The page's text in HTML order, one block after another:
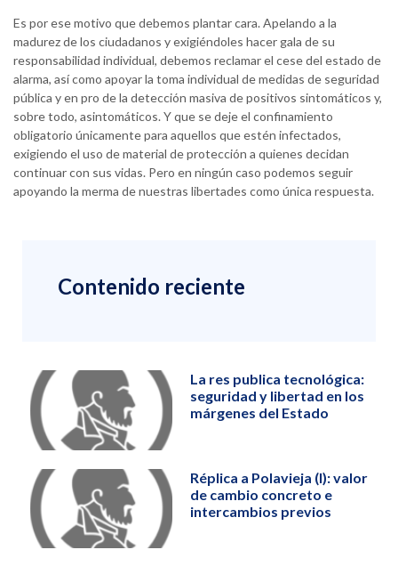
Es por ese motivo que debemos plantar cara. Apelando a la
madurez de los ciudadanos y exigiéndoles hacer gala de su
responsabilidad individual, debemos reclamar el cese del estado de
alarma, así como apoyar la toma individual de medidas de seguridad
pública y en pro de la detección masiva de positivos sintomáticos y,
sobre todo, asintomáticos. Y que se deje el confinamiento
obligatorio únicamente para aquellos que estén infectados,
exigiendo el uso de material de protección a quienes decidan
continuar con sus vidas. Pero en ningún caso podemos seguir
apoyando la merma de nuestras libertades como única respuesta.
Contenido reciente
La res publica tecnológica:
seguridad y libertad en los
márgenes del Estado
Réplica a Polavieja (I): valor
de cambio concreto e
intercambios previos